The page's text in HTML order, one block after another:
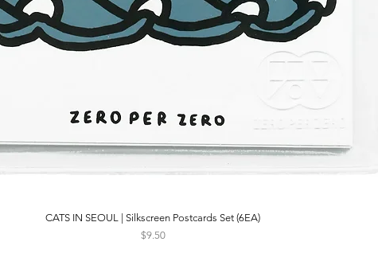
Quick View
CATS IN SEOUL | Silkscreen Postcards Set (6EA)
Price
$9.50